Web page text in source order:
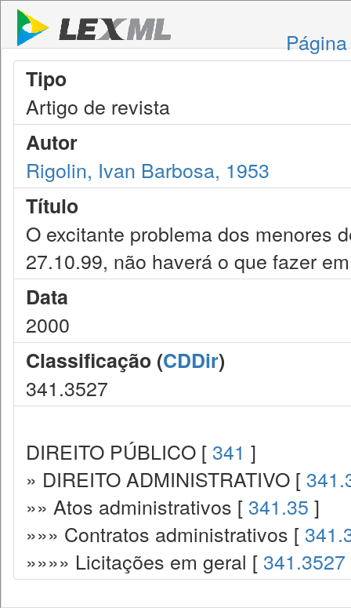
Tipo
Artigo de revista
Autor
Rigolin, Ivan Barbosa, 1953
Título
O excitante problema dos menores
27.10.99, não haverá o que fazer
Data
2000
Classificação (CDDir)
341.3527
DIREITO PÚBLICO [ 341 ]
» DIREITO ADMINISTRATIVO [
»» Atos administrativos [ 341.35 ]
»»» Contratos administrativos [
»»»» Licitações em geral [ 341.3527